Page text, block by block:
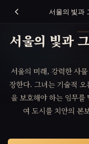
서울의 빛과
서울의 빛과
서울의 미래, 강력한 사
장한다. 그녀는 기술적
을 보호해야 하는 임무를
여 도시를 치안의 본